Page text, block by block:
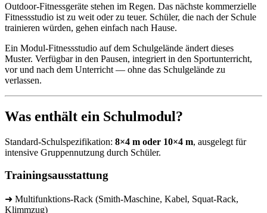
Outdoor-Fitnessgeräte stehen im Regen. Das nächste kommerzielle
Fitnessstudio ist zu weit oder zu teuer. Schüler, die nach der Schule
trainieren würden, gehen einfach nach Hause.
Ein Modul-Fitnessstudio auf dem Schulgelände ändert dieses
Muster. Verfügbar in den Pausen, integriert in den Sportunterricht,
vor und nach dem Unterricht — ohne das Schulgelände zu
verlassen.
Was enthält ein Schulmodul?
Standard-Schulspezifikation: 8×4 m oder 10×4 m, ausgelegt für
intensive Gruppennutzung durch Schüler.
Trainingsausstattung
➜ Multifunktions-Rack (Smith-Maschine, Kabel, Squat-Rack,
Klimmzug)